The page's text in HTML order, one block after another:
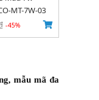
MT-7W-03
-45%
mẫu mã đa